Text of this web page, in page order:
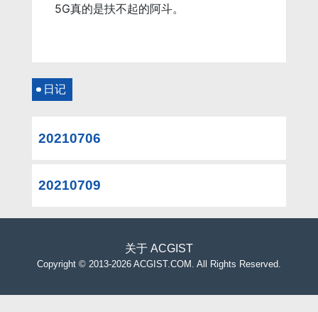
5G真的是扶不起的阿斗。
日记
20210706
20210709
关于 ACGIST
Copyright © 2013-2026 ACGIST.COM. All Rights Reserved.